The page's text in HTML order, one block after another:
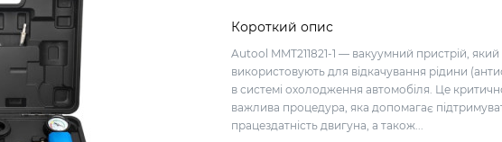
Короткий опис
Autool MMT211821-1 — вакуумний пристрій, який
використовують для відкачування рідини
в системі охолодження автомобіля. Це
важлива процедура, яка допомагає
працездатність двигуна, а також...